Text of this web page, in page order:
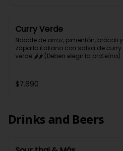
Curry Verde
Noodle de arroz, pimentón, brócoli y
zapallo italiano con salsa de curry
verde.🌶🌶 (Deben elegir la proteína)
$7.690
Drinks and Beers